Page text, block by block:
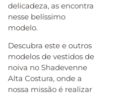
delicadeza, as encontra
nesse belíssimo
modelo.
Descubra este e outros
modelos de vestidos de
noiva no Shadevenne
Alta Costura, onde a
nossa missão é realizar